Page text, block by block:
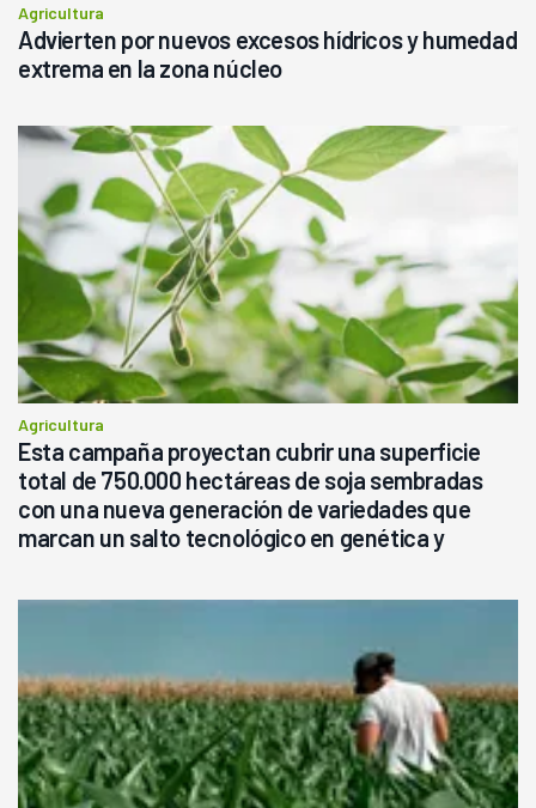
Agricultura
Advierten por nuevos excesos hídricos y humedad
extrema en la zona núcleo
Agricultura
Esta campaña proyectan cubrir una superficie
total de 750.000 hectáreas de soja sembradas
con una nueva generación de variedades que
marcan un salto tecnológico en genética y